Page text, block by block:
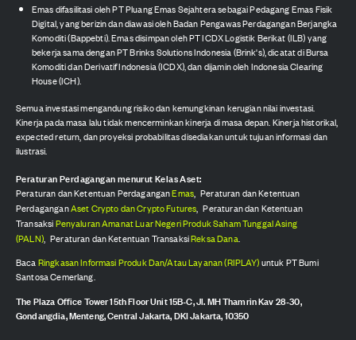
Emas difasilitasi oleh PT Pluang Emas Sejahtera sebagai Pedagang Emas Fisik
Digital, yang berizin dan diawasi oleh Badan Pengawas Perdagangan Berjangka
Komoditi (Bappebti). Emas disimpan oleh PT ICDX Logistik Berikat (ILB) yang
bekerja sama dengan PT Brinks Solutions Indonesia (Brink's), dicatat di Bursa
Komoditi dan Derivatif Indonesia (ICDX), dan dijamin oleh Indonesia Clearing
House (ICH).
Semua investasi mengandung risiko dan kemungkinan kerugian nilai investasi.
Kinerja pada masa lalu tidak mencerminkan kinerja di masa depan. Kinerja historikal,
expected return, dan proyeksi probabilitas disediakan untuk tujuan informasi dan
ilustrasi.
Peraturan Perdagangan menurut Kelas Aset:
Peraturan dan Ketentuan PerdaganganEmas, Peraturan dan Ketentuan
PerdaganganAset Crypto dan Crypto Futures, Peraturan dan Ketentuan
TransaksiPenyaluran Amanat Luar Negeri Produk Saham Tunggal Asing
(PALN), Peraturan dan Ketentuan TransaksiReksa Dana.
BacaRingkasan Informasi Produk Dan/Atau Layanan (RIPLAY)untuk PT Bumi
Santosa Cemerlang.
The Plaza Office Tower 15th Floor Unit 15B-C, Jl. MH Thamrin Kav 28-30,
Gondangdia, Menteng, Central Jakarta, DKI Jakarta, 10350